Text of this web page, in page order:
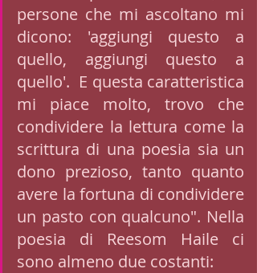
persone che mi ascoltano mi
dicono: 'aggiungi questo a
quello, aggiungi questo a
quello'.  E questa caratteristica
mi piace molto, trovo che
condividere la lettura come la
scrittura di una poesia sia un
dono prezioso, tanto quanto
avere la fortuna di condividere
un pasto con qualcuno". Nella
poesia di Reesom Haile ci
sono almeno due costanti: